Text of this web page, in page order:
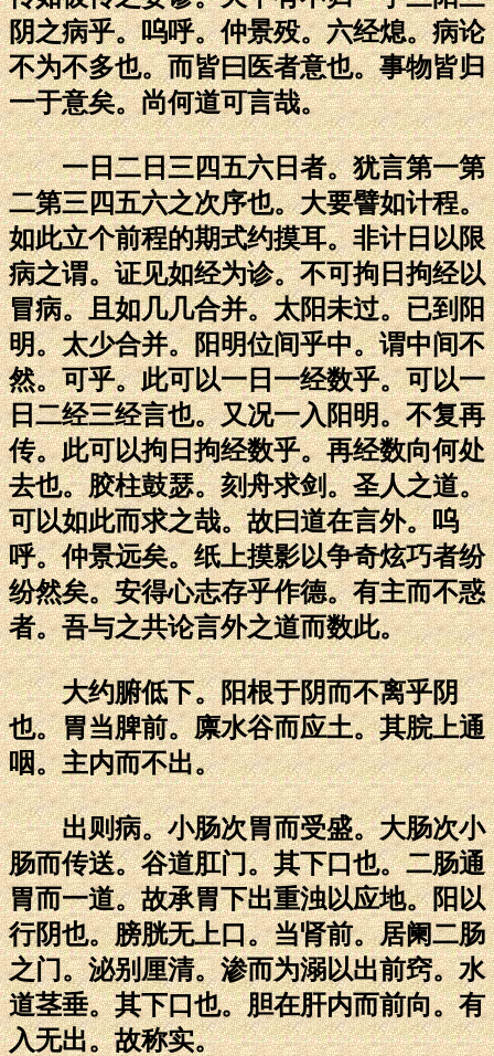
阴之病乎。呜呼。仲景殁。六经熄。病论
不为不多也。而皆曰医者意也。事物皆归
一于意矣。尚何道可言哉。
一日二日三四五六日者。犹言第一第
二第三四五六之次序也。大要譬如计程。
如此立个前程的期式约摸耳。非计日以限
病之谓。证见如经为诊。不可拘日拘经以
冒病。且如几几合并。太阳未过。已到阳
明。太少合并。阳明位间乎中。谓中间不
然。可乎。此可以一日一经数乎。可以一
日二经三经言也。又况一入阳明。不复再
传。此可以拘日拘经数乎。再经数向何处
去也。胶柱鼓瑟。刻舟求剑。圣人之道。
可以如此而求之哉。故曰道在言外。呜
呼。仲景远矣。纸上摸影以争奇炫巧者纷
纷然矣。安得心志存乎作德。有主而不惑
者。吾与之共论言外之道而数此。
大约腑低下。阳根于阴而不离乎阴
也。胃当脾前。廪水谷而应土。其脘上通
咽。主内而不出。
出则病。小肠次胃而受盛。大肠次小
肠而传送。谷道肛门。其下口也。二肠通
胃而一道。故承胃下出重浊以应地。阳以
行阴也。膀胱无上口。当肾前。居阑二肠
之门。泌别厘清。渗而为溺以出前窍。水
道茎垂。其下口也。胆在肝内而前向。有
入无出。故称实。